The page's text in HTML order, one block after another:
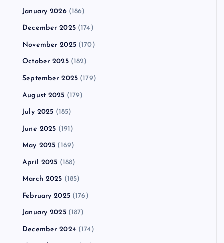
January 2026(186)
December 2025(174)
November 2025(170)
October 2025(182)
September 2025 (179)
August 2025 (179)
July 2025 (185)
June 2025 (191)
May 2025 (169)
April 2025 (188)
March 2025 (185)
February 2025(176)
January 2025(187)
December 2024 (174)